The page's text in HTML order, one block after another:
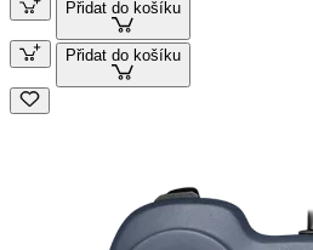
Přidat do košíku
Přidat do košíku